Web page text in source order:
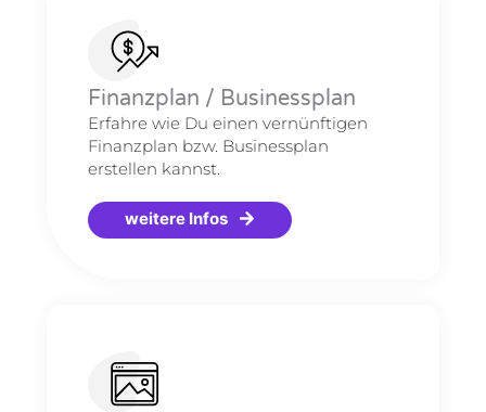
Finanzplan / Businessplan
Erfahre wie Du einen vernünftigen
Finanzplan bzw. Businessplan
erstellen kannst.
weitere Infos